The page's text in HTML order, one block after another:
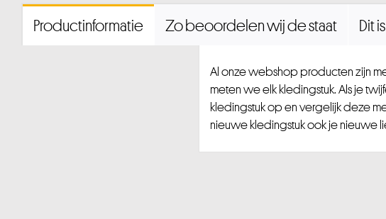
Productinformatie Zo beoordelen wij de staat Dit
Al onze webshop producten zijn
meten we elk kledingstuk. Als je
kledingstuk op en vergelijk deze
nieuwe kledingstuk ook je nieuwe